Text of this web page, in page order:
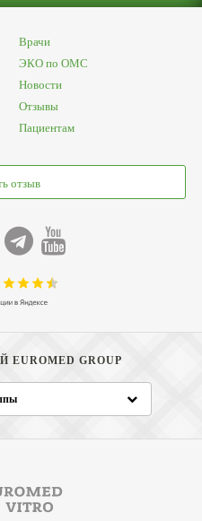
Врачи
ЭКО по ОМС
Новости
Отзывы
Пациентам
отзыв
GROUP